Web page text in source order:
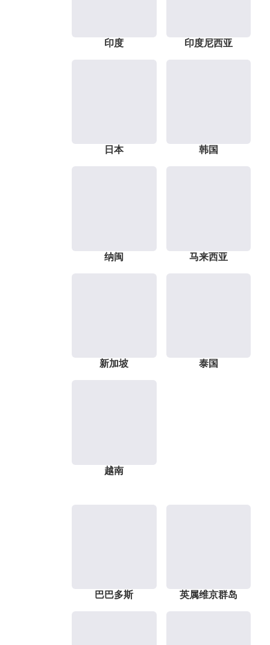
印度 印度尼西亚
日本 韩国
纳闽 马来西亚
新加坡 泰国
越南
巴巴多斯 英属维京群岛